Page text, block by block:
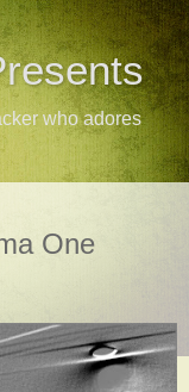
who adores
One